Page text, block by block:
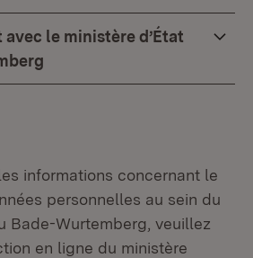
le ministère d’État
informations concernant le
personnelles au sein du
Bade-Wurtemberg, veuillez
en ligne du ministère